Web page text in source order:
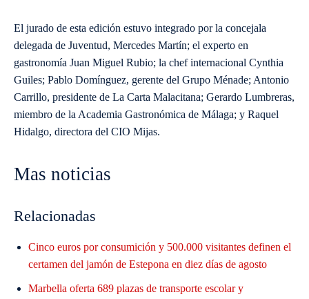
El jurado de esta edición estuvo integrado por la concejala
delegada de Juventud, Mercedes Martín; el experto en
gastronomía Juan Miguel Rubio; la chef internacional Cynthia
Guiles; Pablo Domínguez, gerente del Grupo Ménade; Antonio
Carrillo, presidente de La Carta Malacitana; Gerardo Lumbreras,
miembro de la Academia Gastronómica de Málaga; y Raquel
Hidalgo, directora del CIO Mijas.
Mas noticias
Relacionadas
Cinco euros por consumición y 500.000 visitantes definen el
certamen del jamón de Estepona en diez días de agosto
Marbella oferta 689 plazas de transporte escolar y